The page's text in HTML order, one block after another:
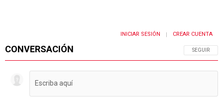
CONVERSACIÓN SIGA ESTA
SEGUIR
INICIAR SESIÓN CREAR CUENTA